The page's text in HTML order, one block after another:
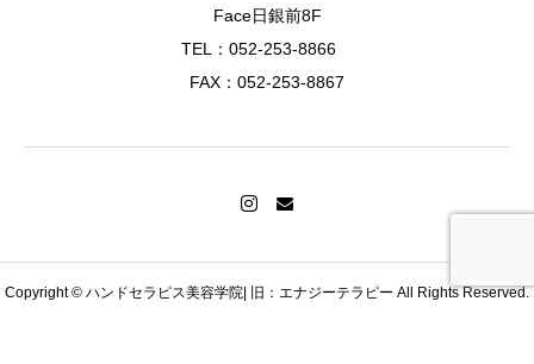
Face日銀前8F
TEL：052-253-8866
FAX：052-253-8867
Copyright © ハンドセラピス美容学院| 旧：エナジーテラピー All Rights Reserved.
TEL 会員ログイン